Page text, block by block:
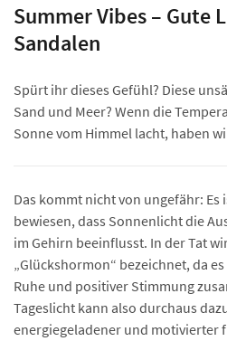
Summer Vibes – Gute
Sandalen
Spürt ihr dieses Gefühl? Diese
Sand und Meer? Wenn die
Sonne vom Himmel lacht, haben
Das kommt nicht von ungefähr: Es
bewiesen, dass Sonnenlicht die
im Gehirn beeinflusst. In der Tat
„Glückshormon“ bezeichnet, da
Ruhe und positiver Stimmung
Tageslicht kann also durchaus
energiegeladener und motivierter